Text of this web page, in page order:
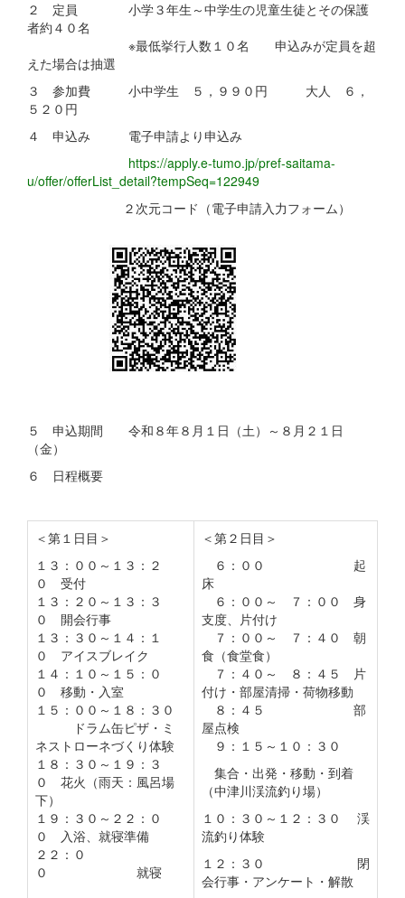
２ 定員 小学３年生～中学生の児童生徒とその保護
者約４０名
※最低挙行人数１０名 申込みが定員を超
えた場合は抽選
３ 参加費 小中学生 ５，９９０円 大人 ６，
５２０円
４ 申込み 電子申請より申込み
https://apply.e-tumo.jp/pref-saitama-
u/offer/offerList_detail?tempSeq=122949
２次元コード（電子申請入力フォーム）
５ 申込期間 令和８年８月１日（土）～８月２１日
（金）
６ 日程概要
＜第１日目＞
１３：００～１３：２
０ 受付
１３：２０～１３：３
０ 開会行事
１３：３０～１４：１
０ アイスブレイク
１４：１０～１５：０
０ 移動・入室
１５：００～１８：３０
ドラム缶ピザ・ミ
ネストローネづくり体験
１８：３０～１９：３
０ 花火（雨天：風呂場
下）
１９：３０～２２：０
０ 入浴、就寝準備
２２：０
０ 就寝
＜第２日目＞
６：００ 起
床
６：００～ ７：００ 身
支度、片付け
７：００～ ７：４０ 朝
食（食堂食）
７：４０～ ８：４５ 片
付け・部屋清掃・荷物移動
８：４５ 部
屋点検
９：１５～１０：３０
集合・出発・移動・到着
（中津川渓流釣り場）
１０：３０～１２：３０ 渓
流釣り体験
１２：３０ 閉
会行事・アンケート・解散